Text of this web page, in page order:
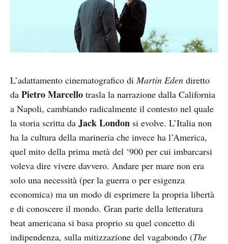
L’adattamento cinematografico di Martin Eden diretto
da Pietro Marcello trasla la narrazione dalla California
a Napoli, cambiando radicalmente il contesto nel quale
la storia scritta da Jack London si evolve. L’Italia non
ha la cultura della marineria che invece ha l’America,
quel mito della prima metà del ‘900 per cui imbarcarsi
voleva dire vivere davvero. Andare per mare non era
solo una necessità (per la guerra o per esigenza
economica) ma un modo di esprimere la propria libertà
e di conoscere il mondo. Gran parte della letteratura
beat americana si basa proprio su quel concetto di
indipendenza, sulla mitizzazione del vagabondo (The